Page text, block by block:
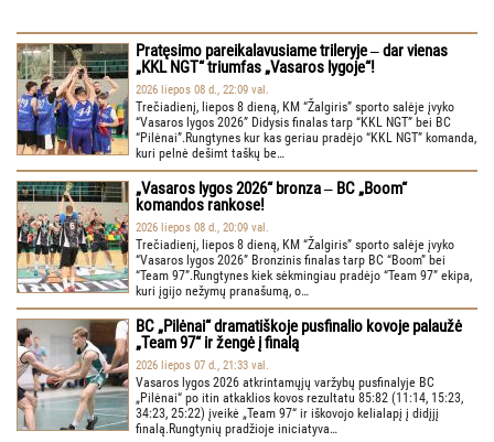
Pratęsimo pareikalavusiame trileryje ‒ dar vienas
„KKL NGT“ triumfas „Vasaros lygoje“!
2026 liepos 08 d., 22:09 val.
Trečiadienį, liepos 8 dieną, KM “Žalgiris” sporto salėje įvyko
“Vasaros lygos 2026” Didysis finalas tarp “KKL NGT” bei BC
“Pilėnai”.Rungtynes kur kas geriau pradėjo “KKL NGT” komanda,
kuri pelnė dešimt taškų be…
„Vasaros lygos 2026“ bronza ‒ BC „Boom“
komandos rankose!
2026 liepos 08 d., 20:09 val.
Trečiadienį, liepos 8 dieną, KM “Žalgiris” sporto salėje įvyko
“Vasaros lygos 2026” Bronzinis finalas tarp BC “Boom” bei
“Team 97”.Rungtynes kiek sėkmingiau pradėjo “Team 97” ekipa,
kuri įgijo nežymų pranašumą, o…
BC „Pilėnai“ dramatiškoje pusfinalio kovoje palaužė
„Team 97“ ir žengė į finalą
2026 liepos 07 d., 21:33 val.
Vasaros lygos 2026 atkrintamųjų varžybų pusfinalyje BC
„Pilėnai“ po itin atkaklios kovos rezultatu 85:82 (11:14, 15:23,
34:23, 25:22) įveikė „Team 97“ ir iškovojo kelialapį į didįjį
finalą.Rungtynių pradžioje iniciatyva…